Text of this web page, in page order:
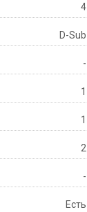
4
D-Sub
-
1
1
2
-
Есть